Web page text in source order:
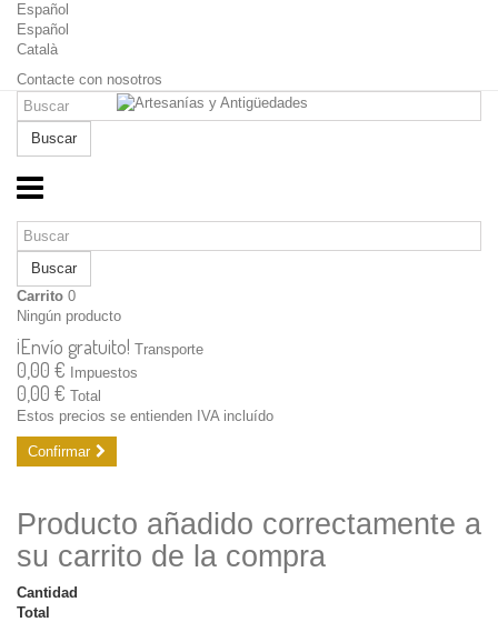
Español
Español
Català
Contacte con nosotros
Buscar
Buscar
Carrito 0
Ningún producto
¡Envío gratuito! Transporte
0,00 € Impuestos
0,00 € Total
Estos precios se entienden IVA incluído
Confirmar
Producto añadido correctamente a
su carrito de la compra
Cantidad
Total